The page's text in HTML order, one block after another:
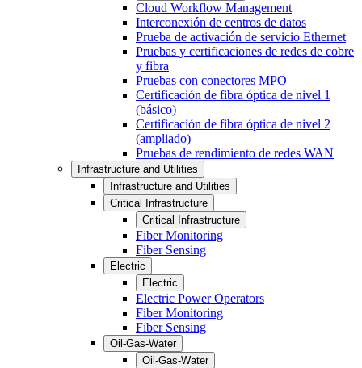
Cloud Workflow Management
Interconexión de centros de datos
Prueba de activación de servicio Ethernet
Pruebas y certificaciones de redes de cobre
y fibra
Pruebas con conectores MPO
Certificación de fibra óptica de nivel 1
(básico)
Certificación de fibra óptica de nivel 2
(ampliado)
Pruebas de rendimiento de redes WAN
Infrastructure and Utilities
Infrastructure and Utilities
Critical Infrastructure
Critical Infrastructure
Fiber Monitoring
Fiber Sensing
Electric
Electric
Electric Power Operators
Fiber Monitoring
Fiber Sensing
Oil-Gas-Water
Oil-Gas-Water